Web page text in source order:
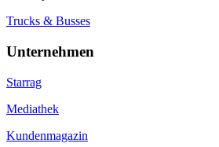
Trucks & Busses
Unternehmen
Starrag
Mediathek
Kundenmagazin